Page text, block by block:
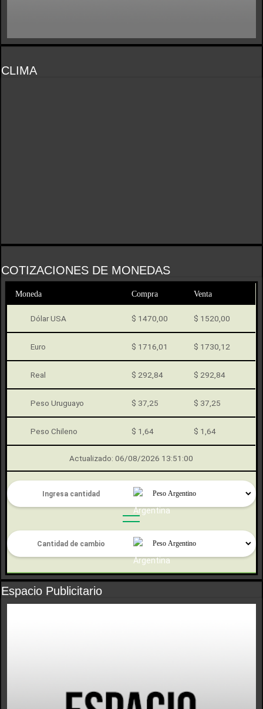
CLIMA
COTIZACIONES DE MONEDAS
Moneda Compra Venta
Dólar USA $ 1470,00 $ 1520,00
Euro $ 1716,01 $ 1730,12
Real $ 292,84 $ 292,84
Peso Uruguayo $ 37,25 $ 37,25
Peso Chileno $ 1,64 $ 1,64
Actualizado: 06/08/2026 13:51:00
Espacio Publicitario